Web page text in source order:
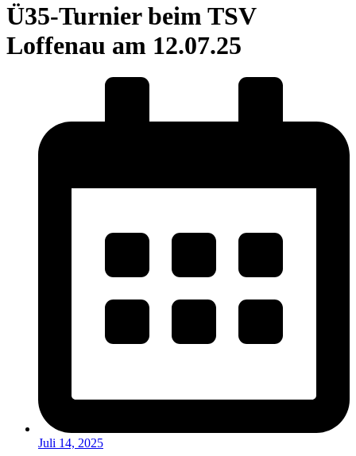
Ü35-Turnier beim TSV
Loffenau am 12.07.25
Juli 14, 2025